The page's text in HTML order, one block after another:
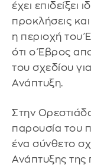
έχει επιδείξει
προκλήσεις
η περιοχή του
ότι ο Έβρος
του σχεδίου
Ανάπτυξη.
Στην
παρουσία του
ένα σύνθετο
Ανάπτυξης της